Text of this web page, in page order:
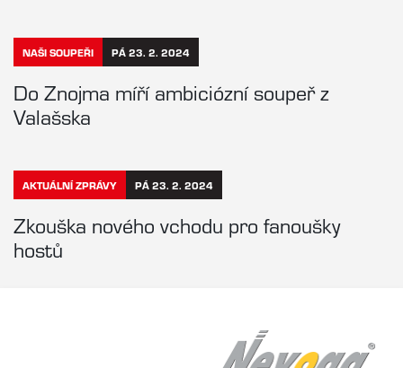
NAŠI SOUPEŘI PÁ 23. 2. 2024
Do Znojma míří ambiciózní soupeř z
Valašska
AKTUÁLNÍ ZPRÁVY PÁ 23. 2. 2024
Zkouška nového vchodu pro fanoušky
hostů